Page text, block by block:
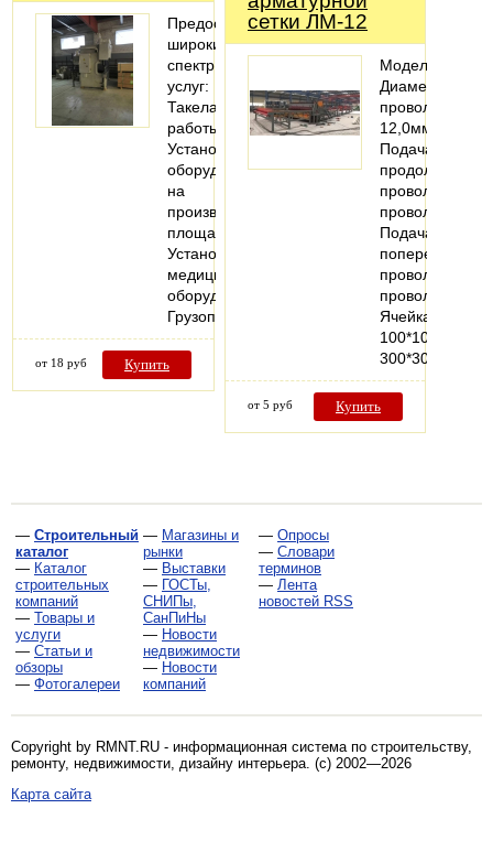
Предоставляем
широкий
спектр
услуг:
Такелажные
работы;
Установка
оборудования
на
производственных
площадях;
Установка
медицинского
оборудования;
Грузоподъемные…
от 18 руб Купить
сетки ЛМ-12
МодельЛМ-12
Диаметр
проволоки5,0-
12,0мм
Подача
продольной
проволоки
Подача
поперечной
проволоки
Ячейка
100*100-
300*300…
от 5 руб Купить
— Строительный
каталог
— Каталог
строительных
компаний
— Товары и
услуги
— Статьи и
обзоры
— Фотогалереи
— Магазины и
рынки
— Выставки
— ГОСТы,
СНИПы,
СанПиНы
— Новости
недвижимости
— Новости
компаний
— Опросы
— Словари
терминов
— Лента
новостей RSS
Copyright by RMNT.RU - информационная система по строительству,
ремонту, недвижимости, дизайну интерьера. (c) 2002—2026
Карта сайта